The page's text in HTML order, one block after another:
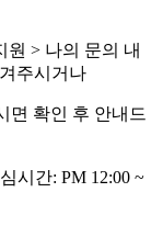
원 > 나의 문의 내
주시거나
면 확인 후 안내드
시간: PM 12:00 ~